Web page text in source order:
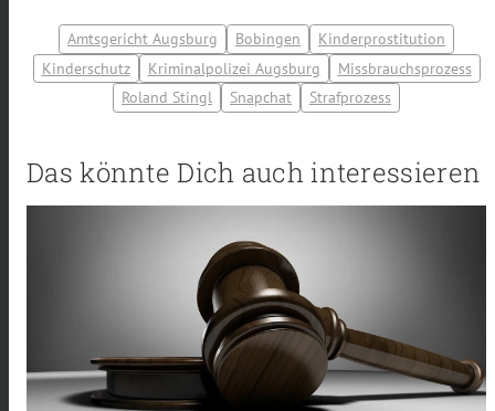
Amtsgericht Augsburg Bobingen
Kinderprostitution
Kinderschutz
Kriminalpolizei Augsburg
Missbrauchsprozess
Roland Stingl
Snapchat Strafprozess
Das könnte Dich auch interessieren